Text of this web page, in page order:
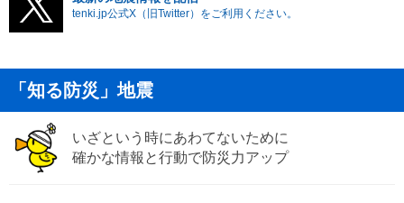
tenki.jp公式X（旧Twitter）をご利用ください。
「知る防災」地震
いざという時にあわてないために
確かな情報と行動で防災力アップ